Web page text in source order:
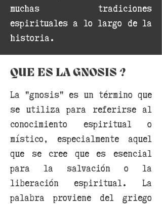
muchas tradiciones
espirituales a lo largo de la
historia.
QUE ES LA GNOSIS ?
La "gnosis" es un término que
se utiliza para referirse al
conocimiento espiritual o
místico, especialmente aquel
que se cree que es esencial
para la salvación o la
liberación espiritual. La
palabra proviene del griego